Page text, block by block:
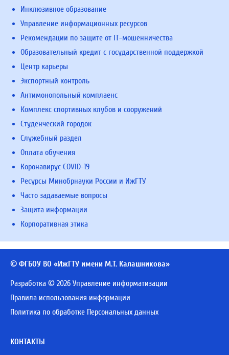
Инклюзивное образование
Управление информационных ресурсов
Рекомендации по защите от IT-мошенничества
Образовательный кредит с государственной поддержкой
Центр карьеры
Экспортный контроль
Антимонопольный комплаенс
Комплекс спортивных клубов и сооружений
Студенческий городок
Служебный раздел
Оплата обучения
Коронавирус COVID-19
Ресурсы Минобрнауки России и ИжГТУ
Часто задаваемые вопросы
Защита информации
Корпоративная этика
© ФГБОУ ВО «ИжГТУ имени М.Т. Калашникова»
Разработка © 2026 Управление информатизации
Правила использования информации
Политика по обработке Персональных данных
КОНТАКТЫ